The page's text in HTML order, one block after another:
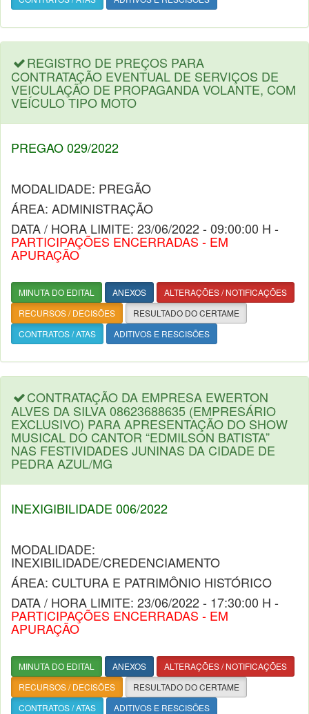
REGISTRO DE PREÇOS PARA
CONTRATAÇÃO EVENTUAL DE SERVIÇOS DE
VEICULAÇÃO DE PROPAGANDA VOLANTE, COM
VEÍCULO TIPO MOTO
PREGAO 029/2022
MODALIDADE: PREGÃO
ÁREA: ADMINISTRAÇÃO
DATA / HORA LIMITE: 23/06/2022 - 09:00:00 H -
PARTICIPAÇÕES ENCERRADAS - EM
APURAÇÃO
MINUTA DO EDITAL ANEXOS
ALTERAÇÕES / NOTIFICAÇÕES
RECURSOS / DECISÕES
RESULTADO DO CERTAME
CONTRATOS / ATAS
ADITIVOS E RESCISÕES
CONTRATAÇÃO DA EMPRESA EWERTON
ALVES DA SILVA 08623688635 (EMPRESÁRIO
EXCLUSIVO) PARA APRESENTAÇÃO DO SHOW
MUSICAL DO CANTOR “EDMILSON BATISTA”
NAS FESTIVIDADES JUNINAS DA CIDADE DE
PEDRA AZUL/MG
INEXIGIBILIDADE 006/2022
MODALIDADE:
INEXIBILIDADE/CREDENCIAMENTO
ÁREA: CULTURA E PATRIMÔNIO HISTÓRICO
DATA / HORA LIMITE: 23/06/2022 - 17:30:00 H -
PARTICIPAÇÕES ENCERRADAS - EM
APURAÇÃO
MINUTA DO EDITAL ANEXOS
ALTERAÇÕES / NOTIFICAÇÕES
RECURSOS / DECISÕES
RESULTADO DO CERTAME
CONTRATOS / ATAS
ADITIVOS E RESCISÕES